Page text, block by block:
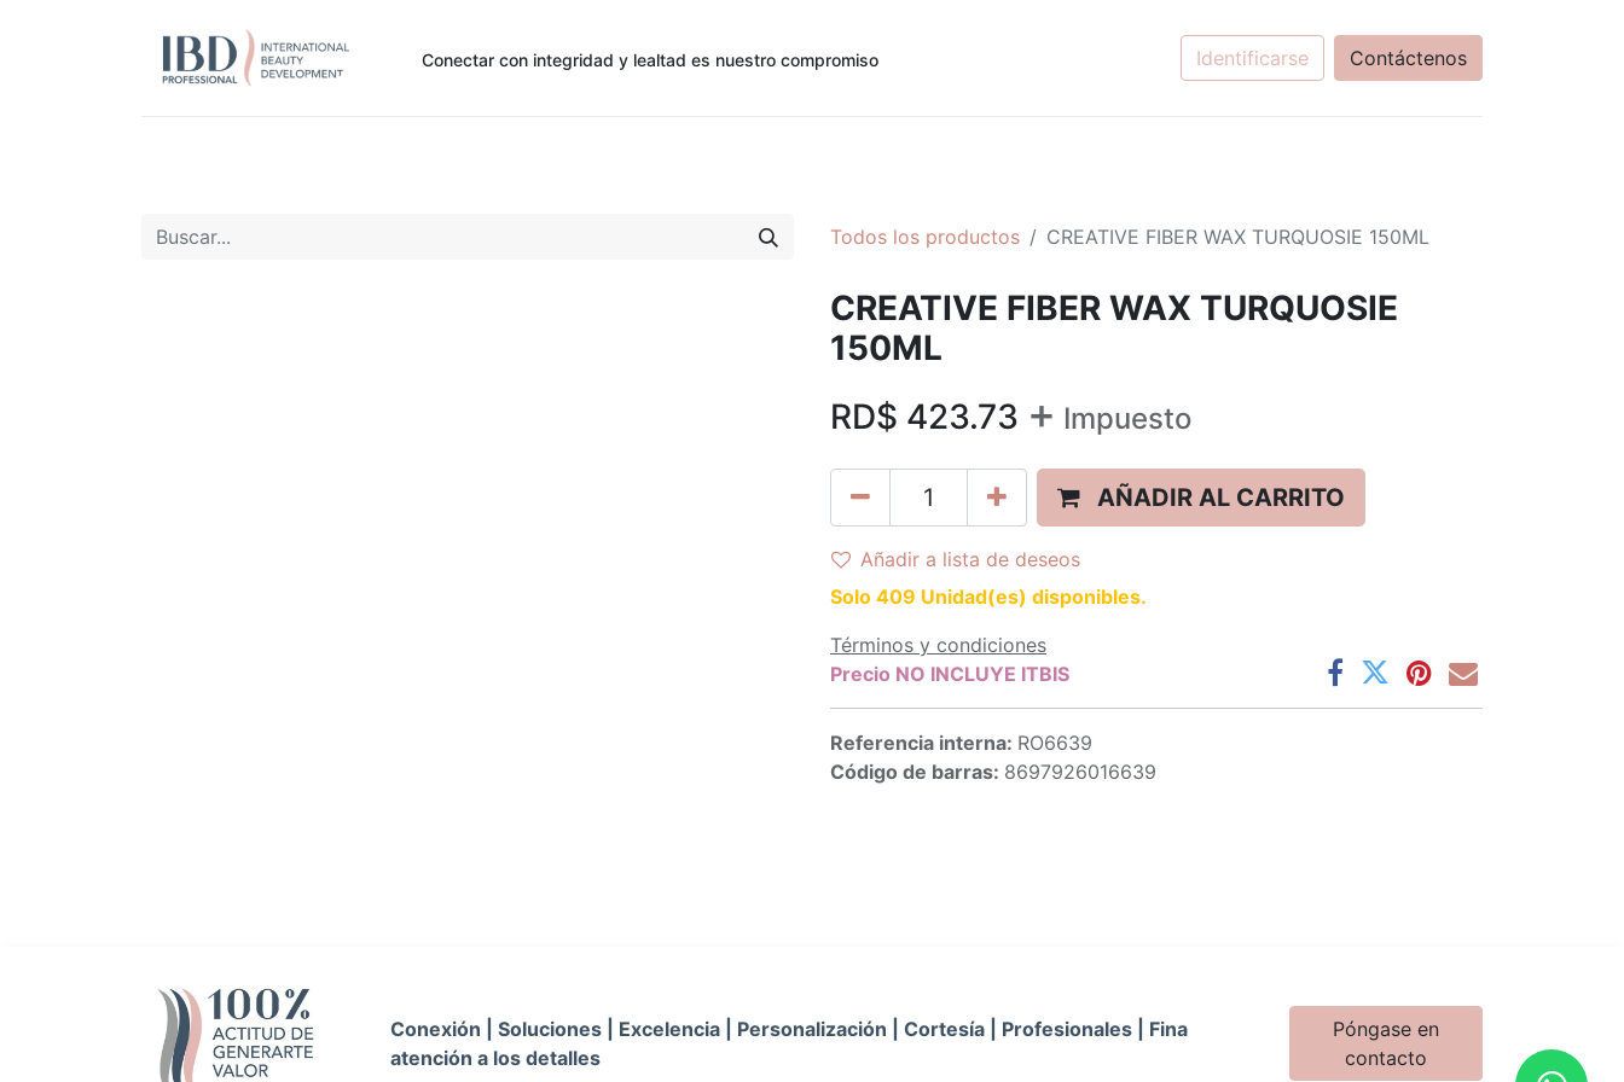
Conectar con integridad y lealtad es nuestro compromiso Identificarse Contáctenos
Todos los productos CREATIVE FIBER WAX TURQUOSIE 150ML
CREATIVE FIBER WAX TURQUOSIE
150ML
RD$ 423.73 + Impuesto
AÑADIR AL CARRITO
Añadir a lista de deseos
Solo 409 Unidad(es) disponibles.
Términos y condiciones
Precio NO INCLUYE ITBIS
Referencia interna: RO6639
Código de barras: 8697926016639
Conexión | Soluciones | Excelencia | Personalización | Cortesía | Profesionales | Fina
atención a los detalles
Póngase en
contacto